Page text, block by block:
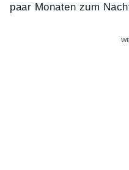
paar Monaten zum